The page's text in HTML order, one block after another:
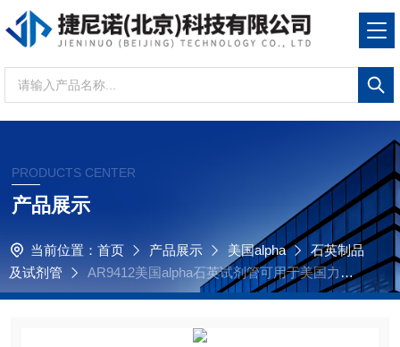
PRODUCTS CENTER
产品展示
当前位置： 首页 产品展示 美国alpha
石英制品
及试剂管
AR9412美国alpha石英试剂管可用于美国力可le
co